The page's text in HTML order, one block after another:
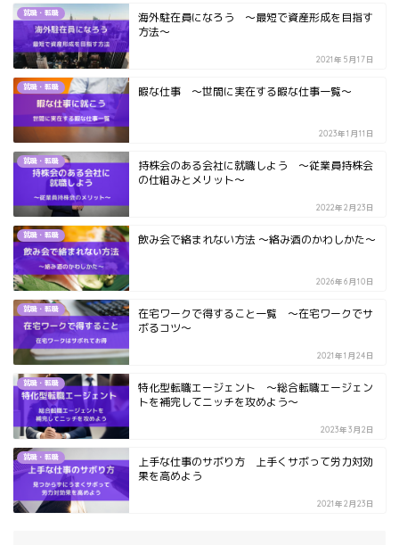
就職・転職
海外駐在員になろう ～最短で資産形成を目指す
方法～
2021年5月17日
就職・転職 暇な仕事 ～世間に実在する暇な仕事一覧～
2023年1月11日
就職・転職
持株会のある会社に就職しよう ～従業員持株会
の仕組みとメリット～
2022年2月23日
就職・転職 飲み会で絡まれない方法 ～絡み酒のかわしかた～
2026年6月10日
就職・転職
在宅ワークで得すること一覧 ～在宅ワークでサ
ボるコツ～
2021年1月24日
就職・転職
特化型転職エージェント ～総合転職エージェン
トを補完してニッチを攻めよう～
2023年3月2日
就職・転職
上手な仕事のサボり方 上手くサボって労力対効
果を高めよう
2021年2月23日